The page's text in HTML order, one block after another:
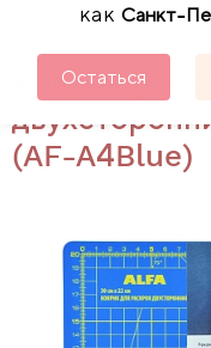
как Санкт-
Остаться
Коврик
(AF-A4Blue)